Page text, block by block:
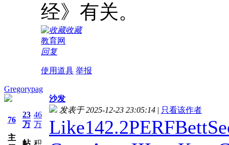
经》有关。
收藏
教育网
回复
使用道具 举报
Gregorypag
76
主
23
万
帖
46
万
积
沙发
发表于 2025-12-23 23:05:14 | 只看该作者
Like142.2PERFBett